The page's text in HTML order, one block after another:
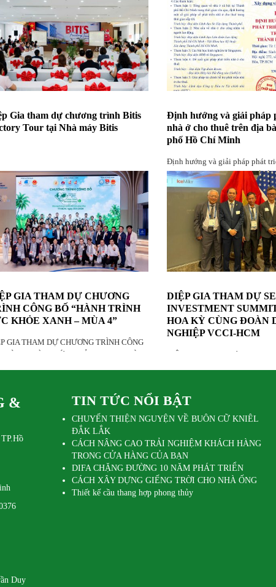
Gia tham dự chương trình Bitis
Tour tại Nhà máy Bitis
Định hướng và giải pháp
nhà ở cho thuê trên địa
phố Hồ Chí Minh
Định hướng và giải pháp phát
thuê trên địa bàn Thành phố
GIA THAM DỰ CHƯƠNG
CÔNG BỐ “HÀNH TRÌNH
KHỎE XANH – MÙA 4”
GIA THAM DỰ CHƯƠNG TRÌNH CÔNG
DIỆP GIA THAM DỰ
INVESTMENT
HOA KỲ CÙNG ĐOÀN
NGHIỆP VCCI-HCM
&
Duy
TIN TỨC NỔI BẬT
CHUYẾN THIỆN NGUYỆN VỀ BUÔN CỮ KNIÊL
ĐẮK LẮK
CÁCH NÂNG CAO TRẢI NGHIỆM KHÁCH HÀNG
TRONG CỬA HÀNG CỦA BẠN
DIFA CHẶNG ĐƯỜNG 10 NĂM PHÁT TRIỂN
CÁCH XÂY DỰNG GIẾNG TRỜI CHO NHÀ ỐNG
Thiết kế cầu thang hợp phong thủy